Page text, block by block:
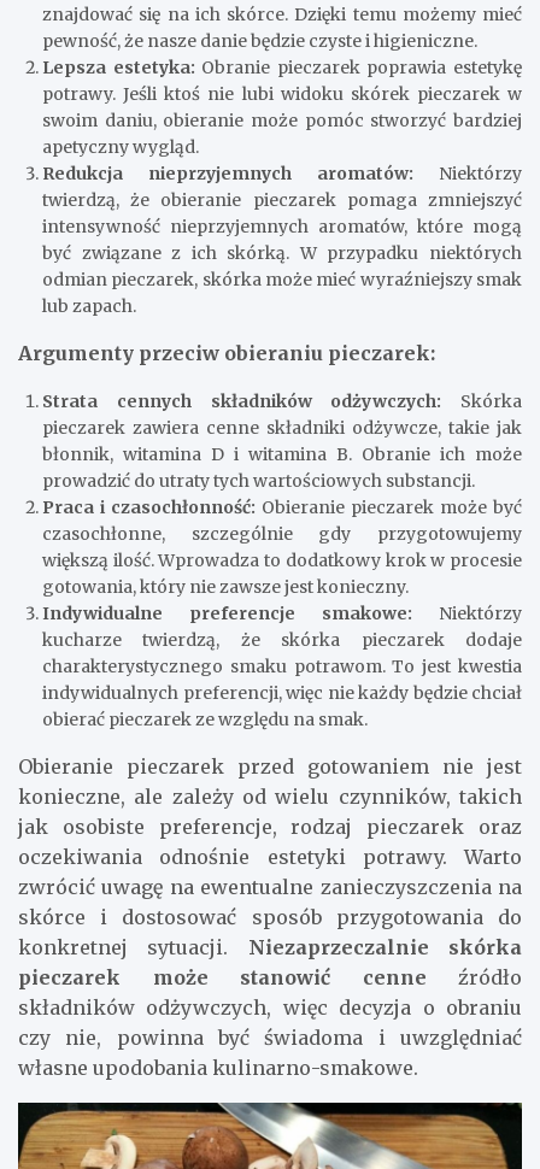
znajdować się na ich skórce. Dzięki temu możemy mieć
pewność, że nasze danie będzie czyste i higieniczne.
Lepsza estetyka: Obranie pieczarek poprawia estetykę
potrawy. Jeśli ktoś nie lubi widoku skórek pieczarek w
swoim daniu, obieranie może pomóc stworzyć bardziej
apetyczny wygląd.
Redukcja nieprzyjemnych aromatów: Niektórzy
twierdzą, że obieranie pieczarek pomaga zmniejszyć
intensywność nieprzyjemnych aromatów, które mogą
być związane z ich skórką. W przypadku niektórych
odmian pieczarek, skórka może mieć wyraźniejszy smak
lub zapach.
Argumenty przeciw obieraniu pieczarek:
Strata cennych składników odżywczych: Skórka
pieczarek zawiera cenne składniki odżywcze, takie jak
błonnik, witamina D i witamina B. Obranie ich może
prowadzić do utraty tych wartościowych substancji.
Praca i czasochłonność: Obieranie pieczarek może być
czasochłonne, szczególnie gdy przygotowujemy
większą ilość. Wprowadza to dodatkowy krok w procesie
gotowania, który nie zawsze jest konieczny.
Indywidualne preferencje smakowe: Niektórzy
kucharze twierdzą, że skórka pieczarek dodaje
charakterystycznego smaku potrawom. To jest kwestia
indywidualnych preferencji, więc nie każdy będzie chciał
obierać pieczarek ze względu na smak.
Obieranie pieczarek przed gotowaniem nie jest
konieczne, ale zależy od wielu czynników, takich
jak osobiste preferencje, rodzaj pieczarek oraz
oczekiwania odnośnie estetyki potrawy. Warto
zwrócić uwagę na ewentualne zanieczyszczenia na
skórce i dostosować sposób przygotowania do
konkretnej sytuacji. Niezaprzeczalnie skórka
pieczarek może stanowić cenne źródło
składników odżywczych, więc decyzja o obraniu
czy nie, powinna być świadoma i uwzględniać
własne upodobania kulinarno-smakowe.